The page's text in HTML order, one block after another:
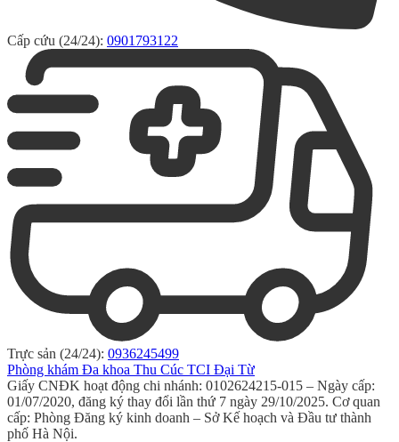
Cấp cứu (24/24): 0901793122
Trực sản (24/24): 0936245499
Phòng khám Đa khoa Thu Cúc TCI Đại Từ
Giấy CNĐK hoạt động chi nhánh: 0102624215-015 – Ngày cấp:
01/07/2020, đăng ký thay đổi lần thứ 7 ngày 29/10/2025. Cơ quan
cấp: Phòng Đăng ký kinh doanh – Sở Kế hoạch và Đầu tư thành
phố Hà Nội.